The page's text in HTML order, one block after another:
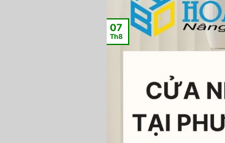
07
Th8